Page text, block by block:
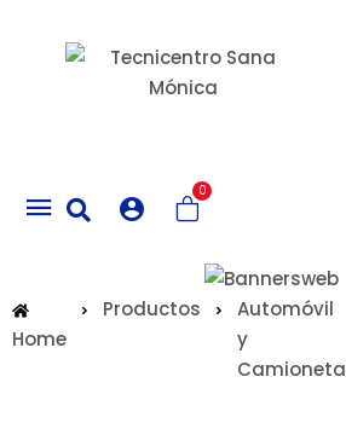
0
Home
Productos
Automóvil
y
Camioneta